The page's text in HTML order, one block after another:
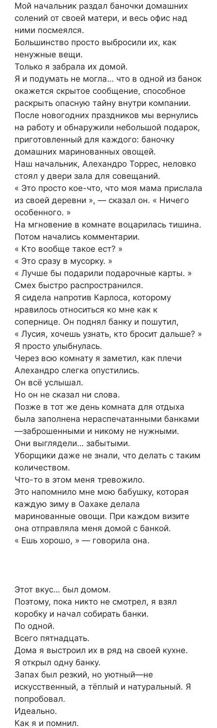
Мой начальник раздал баночки домашних
солений от своей матери, и весь офис над
ними посмеялся.
Большинство просто выбросили их, как
ненужные вещи.
Только я забрала их домой.
Я и подумать не могла… что в одной из банок
окажется скрытое сообщение, способное
раскрыть опасную тайну внутри компании.
После новогодних праздников мы вернулись
на работу и обнаружили небольшой подарок,
приготовленный для каждого: баночку
домашних маринованных овощей.
Наш начальник, Алехандро Торрес, неловко
стоял у двери зала для совещаний.
« Это просто кое-что, что моя мама прислала
из своей деревни », — сказал он. « Ничего
особенного. »
На мгновение в комнате воцарилась тишина.
Потом начались комментарии.
« Кто вообще такое ест? »
« Это сразу в мусорку. »
« Лучше бы подарили подарочные карты. »
Смех быстро распространился.
Я сидела напротив Карлоса, которому
нравилось относиться ко мне как к
сопернице. Он поднял банку и пошутил,
« Лусия, хочешь узнать, кто бросит дальше? »
Я просто улыбнулась.
Через всю комнату я заметил, как плечи
Алехандро слегка опустились.
Он всё услышал.
Но он не сказал ни слова.
Позже в тот же день комната для отдыха
была заполнена нераспечатанными банками
—заброшенными и никому не нужными.
Они выглядели… забытыми.
Уборщики даже не знали, что делать с таким
количеством.
Что-то в этом меня тревожило.
Это напомнило мне мою бабушку, которая
каждую зиму в Оахаке делала
маринованные овощи. При каждом визите
она отправляла меня домой с банкой.
« Ешь хорошо, » — говорила она.
Этот вкус… был домом.
Поэтому, пока никто не смотрел, я взял
коробку и начал собирать банки.
По одной.
Всего пятнадцать.
Дома я выстроил их в ряд на своей кухне.
Я открыл одну банку.
Запах был резкий, но уютный—не
искусственный, а тёплый и натуральный. Я
попробовал.
Идеально.
Как я и помнил.